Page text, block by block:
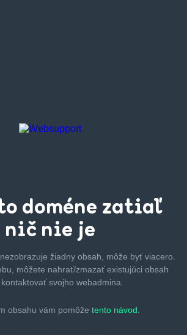
doméne zatiaľ
nič nie je
žiadny obsah, môže byťviacero.
môžete nahrať/zmazaťexistujúci obsah
svojho webadmina.
obsahu vám pomôže tento návod.